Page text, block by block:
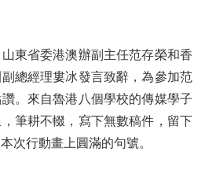
省委港澳辦副主任范存榮和香
總經理婁冰發言致辭，為參加范
。來自魯港八個學校的傳媒學子
筆耕不輟，寫下無數稿件，留下
次行動畫上圓滿的句號。